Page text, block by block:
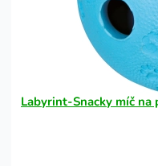
Labyrint-Snacky míč na